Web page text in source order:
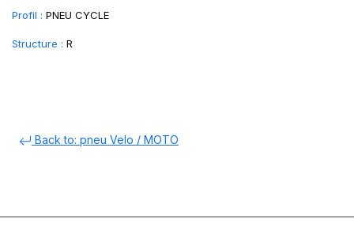
Profil : PNEU CYCLE
Structure : R
Back to: pneu Velo / MOTO